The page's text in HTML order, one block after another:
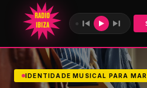
IDENTIDADE MUSICAL PARA